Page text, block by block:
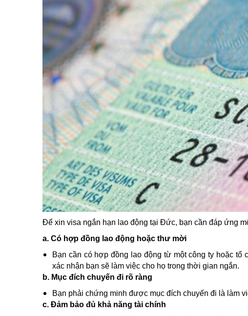
Để xin visa ngắn hạn lao động tại Đức, bạn cần đáp ứng
a. Có hợp đồng lao động hoặc thư mời
Bạn cần có hợp đồng lao động từ một công ty hoặc
xác nhận bạn sẽ làm việc cho họ trong thời gian ngắn.
b. Mục đích chuyến đi rõ ràng
Bạn phải chứng minh được mục đích chuyến đi là làm
c. Đảm bảo đủ khả năng tài chính